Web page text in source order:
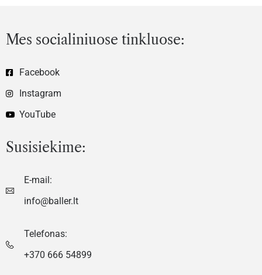
Mes socialiniuose tinkluose:
Facebook
Instagram
YouTube
Susisiekime:
E-mail:
info@baller.lt
Telefonas:
+370 666 54899